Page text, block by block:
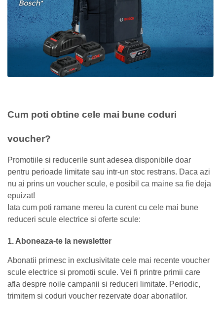
Cum poti obtine cele mai bune coduri
voucher?
Promotiile si reducerile sunt adesea disponibile doar
pentru perioade limitate sau intr-un stoc restrans. Daca azi
nu ai prins un voucher scule, e posibil ca maine sa fie deja
epuizat!
Iata cum poti ramane mereu la curent cu cele mai bune
reduceri scule electrice si oferte scule:
1. Aboneaza-te la newsletter
Abonatii primesc in exclusivitate cele mai recente voucher
scule electrice si promotii scule. Vei fi printre primii care
afla despre noile campanii si reduceri limitate. Periodic,
trimitem si coduri voucher rezervate doar abonatilor.